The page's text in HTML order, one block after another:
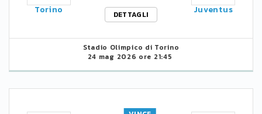
Torino
DETTAGLI
Juventus
Stadio Olimpico di Torino
24 mag 2026 ore 21:45